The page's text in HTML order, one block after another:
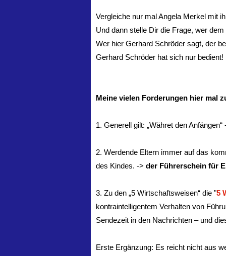
Vergleiche nur mal Angela Merkel mit
Und dann stelle Dir die Frage, wer dem
Wer hier Gerhard Schröder sagt, der
Gerhard Schröder hat sich nur bedient!
Meine vielen Forderungen hier mal
1. Generell gilt: „Währet den Anfängen“
2. Werdende Eltern immer auf das
des Kindes. -> der Führerschein für
3. Zu den „5 Wirtschaftsweisen“ die "5
kontraintelligentem Verhalten von
Sendezeit in den Nachrichten – und
Erste Ergänzung: Es reicht nicht aus